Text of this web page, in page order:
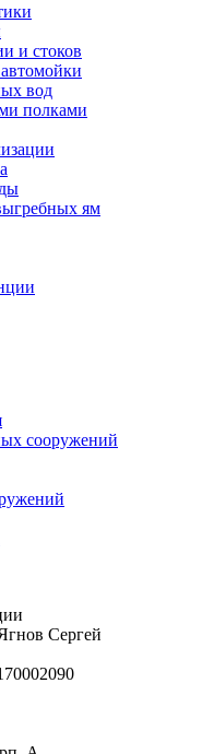
и стоков
вод
полками
ям
сооружений
Сергей